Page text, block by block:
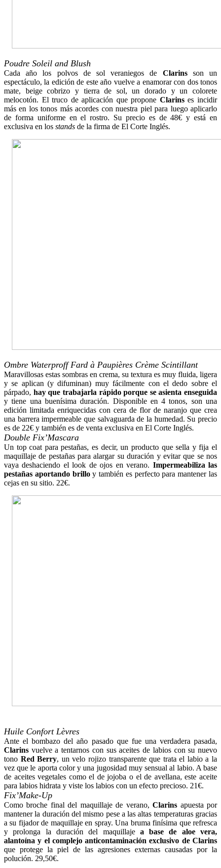
Poudre Soleil and Blush
Cada año los polvos de sol veraniegos de Clarinsson un
espectáculo, la edición de este año vuelve a enamorar con dos tonos
mate, beige cobrizo y tierra de sol, un dorado y un colorete
melocotón. El truco de aplicación que propone Clarinses incidir
más en los tonos más acordes con nuestra piel para luego aplicarlo
de forma uniforme en el rostro. Su precio es de 48€ y está en
exclusiva en los stands de la firma de El Corte Inglés.
Ombre Waterproff Fard à Paupières Crème Scintillant
Maravillosas estas sombras en crema, su textura es muy fluida, ligera
y se aplican (y difuminan) muy fácilmente con el dedo sobre el
párpado, hay que trabajarla rápido porque se asienta enseguida
y tiene una buenísima duración. Disponible en 4 tonos, son una
edición limitada enriquecidas con cera de flor de naranjo que crea
una barrera impermeable que salvaguarda de la humedad. Su precio
es de 22€ y también es de venta exclusiva en El Corte Inglés.
Double Fix’Mascara
Un top coat para pestañas, es decir, un producto que sella y fija el
maquillaje de pestañas para alargar su duración y evitar que se nos
vaya deshaciendo el look de ojos en verano. Impermeabiliza las
pestañas aportando brilloy también es perfecto para mantener las
cejas en su sitio. 22€.
Huile Confort Lèvres
Ante el bombazo del año pasado que fue una verdadera pasada,
Clarins vuelve a tentarnos con sus aceites de labios con su nuevo
tono Red Berry, un velo rojizo transparente que trata el labio a la
vez que le aporta color y una jugosidad muy sensual al labio. A base
de aceites vegetales como el de jojoba o el de avellana, este aceite
para labios hidrata y viste los labios con un efecto precioso. 21€.
Fix’Make-Up
Como broche final del maquillaje de verano,Clarins apuesta por
mantener la duración del mismo pese a las altas temperaturas gracias
a su fijador de maquillaje en spray. Una bruma finísima que refresca
y prolonga la duración del maquillaje a base de aloe vera,
alantoína y el complejo anticontaminación exclusivo de Clarins
que protege la piel de las agresiones externas causadas por la
polución. 29,50€.